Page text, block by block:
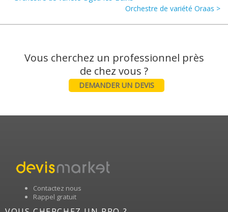
Orchestre de variété Oraas >
Vous cherchez un professionnel près
DEMANDER UN DEVIS
Contactez nous
Rappel gratuit